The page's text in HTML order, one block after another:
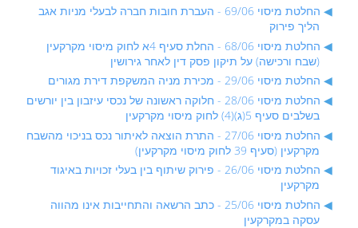
החלטת מיסוי 69/06 - העברת חובות חברה לבעלי מניות אגב
הליך פירוק
החלטת מיסוי 68/06 - החלת סעיף 4א לחוק מיסוי מקרקעין
(שבח ורכישה) על תיקון פסק דין לאחר גירושין
החלטת מיסוי 29/06 - מכירת מניה המשקפת דירת מגורים
החלטת מיסוי 28/06 - חלוקה ראשונה של נכסי עיזבון בין יורשים
בשלבים סעיף 5(ג)(4) לחוק מיסוי מקרקעין
החלטת מיסוי 27/06 - התרת הוצאה לאיתור נכס בניכוי מהשבח
מקרקעין (סעיף 39 לחוק מיסוי מקרקעין)
החלטת מיסוי 26/06 - פירוק שיתוף בין בעלי זכויות באיגוד
מקרקעין
החלטת מיסוי 25/06 - כתב הרשאה והתחייבות אינו מהווה
עסקה במקרקעין